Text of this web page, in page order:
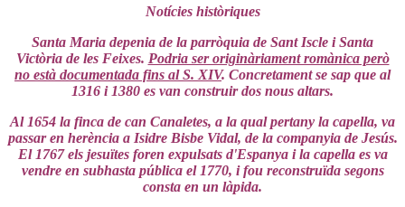
Notícies històriques
Santa Maria depenia de la parròquia de Sant Iscle i Santa
Victòria de les Feixes. Podria ser originàriament romànica però
no està documentada fins al S. XIV. Concretament se sap que al
1316 i 1380 es van construir dos nous altars.
Al 1654 la finca de can Canaletes, a la qual pertany la capella, va
passar en herència a Isidre Bisbe Vidal, de la companyia de Jesús.
El 1767 els jesuïtes foren expulsats d'Espanya i la capella es va
vendre en subhasta pública el 1770, i fou reconstruïda segons
consta en un làpida.